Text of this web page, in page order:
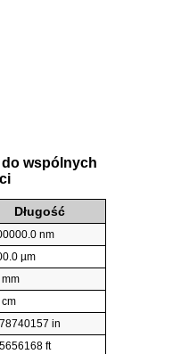
do wspólnych
Długość
nm
µm
in
ft